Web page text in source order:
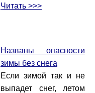
Читать >>>
Названы опасности
зимы без снега
Если зимой так и не
выпадет снег, летом